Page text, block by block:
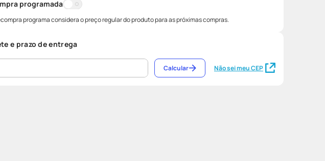
programada
programa considera o preço regular do produto para as próximas compras.
e prazo de entrega
Não sei meu CEP
Calcular